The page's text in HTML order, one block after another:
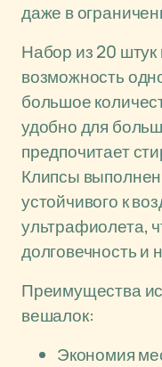
даже в
Набор из 20 штук
возможность
большое
удобно для
предпочитает
Клипсы
устойчивого к
ультрафиолета,
долговечность и
Преимущества
вешалок:
Экономия